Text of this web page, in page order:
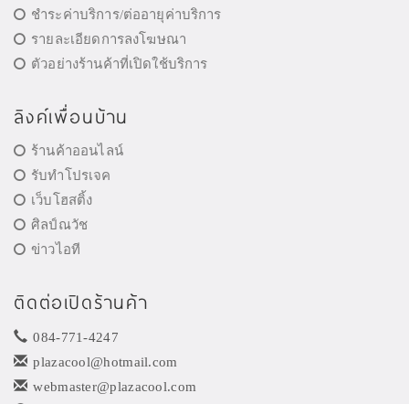
ชำระค่าบริการ/ต่ออายุค่าบริการ
รายละเอียดการลงโฆษณา
ตัวอย่างร้านค้าที่เปิดใช้บริการ
ลิงค์เพื่อนบ้าน
ร้านค้าออนไลน์
รับทำโปรเจค
เว็บโฮสติ้ง
ศิลป์ณวัช
ข่าวไอที
ติดต่อเปิดร้านค้า
084-771-4247
plazacool@hotmail.com
webmaster@plazacool.com